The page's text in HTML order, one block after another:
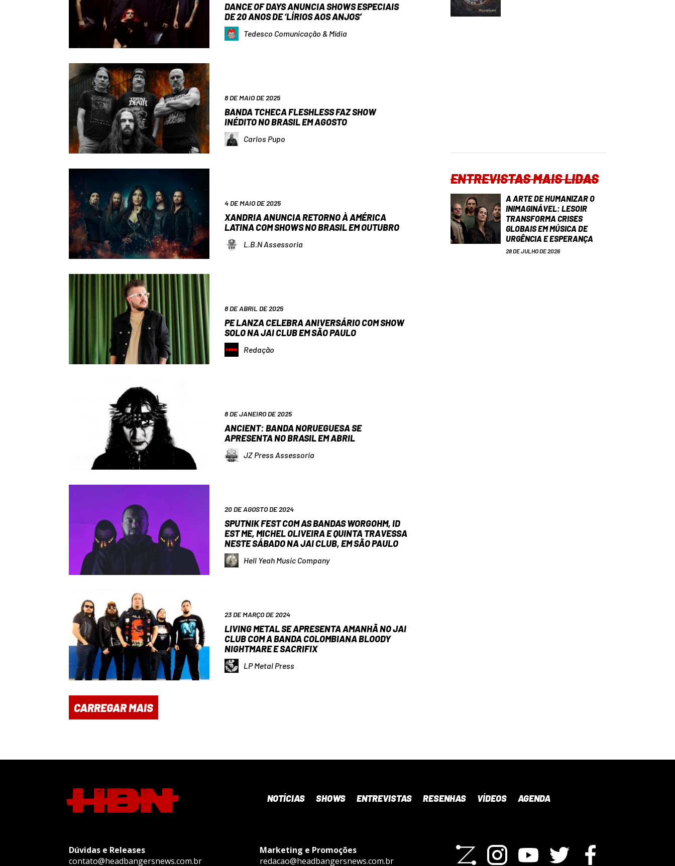
DANCE OF DAYS ANUNCIA SHOWS ESPECIAIS
DE 20 ANOS DE ‘LÍRIOS AOS ANJOS’
Tedesco Comunicação & Mídia
8 DE MAIO DE 2025
BANDA TCHECA FLESHLESS FAZ SHOW
INÉDITO NO BRASIL EM AGOSTO
Carlos Pupo
4 DE MAIO DE 2025
XANDRIA ANUNCIA RETORNO À AMÉRICA
LATINA COM SHOWS NO BRASIL EM OUTUBRO
L.B.N Assessoria
8 DE ABRIL DE 2025
PE LANZA CELEBRA ANIVERSÁRIO COM SHOW
SOLO NA JAI CLUB EM SÃO PAULO
Redação
8 DE JANEIRO DE 2025
ANCIENT: BANDA NORUEGUESA SE
APRESENTA NO BRASIL EM ABRIL
JZ Press Assessoria
20 DE AGOSTO DE 2024
SPUTNIK FEST COM AS BANDAS WORGOHM, ID
EST ME, MICHEL OLIVEIRA E QUINTA TRAVESSA
NESTE SÁBADO NA JAI CLUB, EM SÃO PAULO
Hell Yeah Music Company
23 DE MARÇO DE 2024
LIVING METAL SE APRESENTA AMANHÃ NO JAI
CLUB COM A BANDA COLOMBIANA BLOODY
NIGHTMARE E SACRIFIX
LP Metal Press
CARREGAR MAIS
ENTREVISTAS MAIS LIDAS
A ARTE DE HUMANIZAR O
INIMAGINÁVEL: LESOIR
TRANSFORMA CRISES
GLOBAIS EM MÚSICA DE
URGÊNCIA E ESPERANÇA
28 DE JULHO DE 2026
NOTÍCIAS SHOWS ENTREVISTAS RESENHAS VÍDEOS AGENDA
Dúvidas e Releases
contato@headbangersnews.com.br
Marketing e Promoções
redacao@headbangersnews.com.br